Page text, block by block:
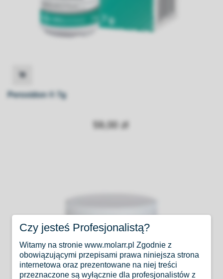
Peroxidon ® 7g
59,00 zł
Czy jesteś Profesjonalistą?
Witamy na stronie www.molarr.pl Zgodnie z
obowiązującymi przepisami prawa niniejsza strona
internetowa oraz prezentowane na niej treści
przeznaczone są wyłącznie dla profesjonalistów z